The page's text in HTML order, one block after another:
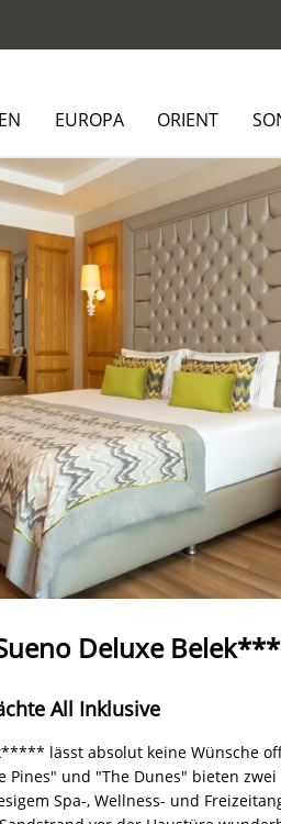
EUROPA ORIENT
Deluxe
All Inklusive
lässt absolut keine Wünsche
und "The Dunes" bieten
Spa-, Wellness- und